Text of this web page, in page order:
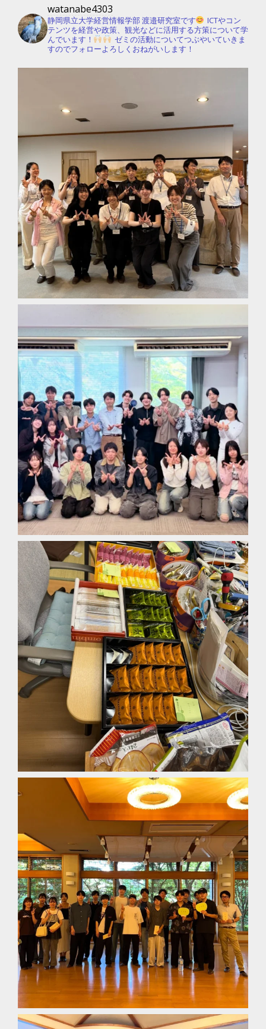
watanabe4303
静岡県立大学経営情報学部 渡邉研究室です
ICTやコン
テンツを経営や政策、観光などに活用する方策について学
んでいます！
ゼミの活動についてつぶやいていきま
すのでフォローよろしくおねがいします！